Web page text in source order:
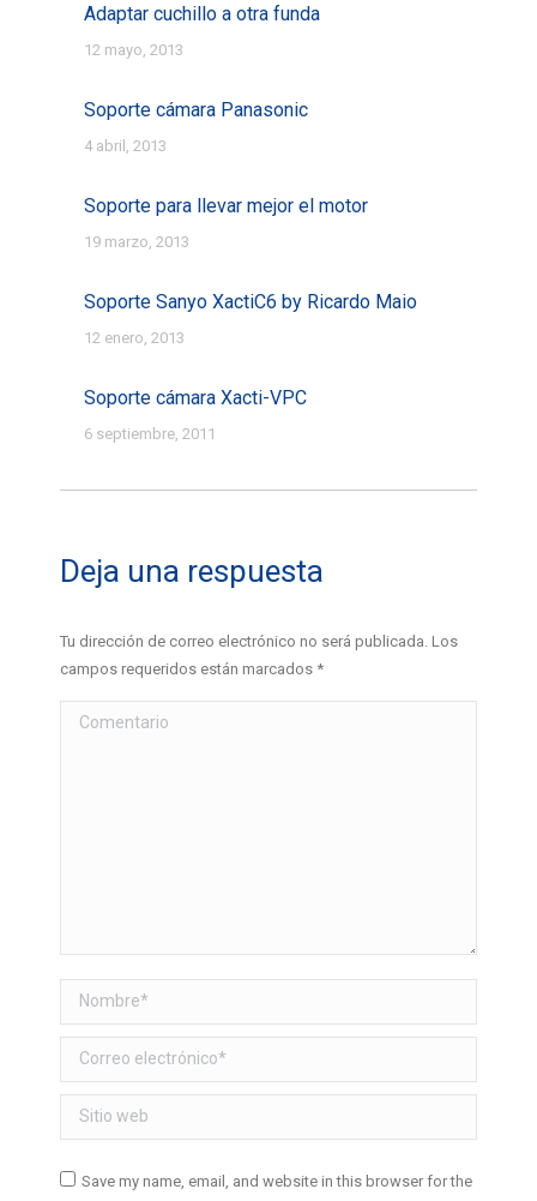
Adaptar cuchillo a otra funda
12 mayo, 2013
Soporte cámara Panasonic
4 abril, 2013
Soporte para llevar mejor el motor
19 marzo, 2013
Soporte Sanyo XactiC6 by Ricardo Maio
12 enero, 2013
Soporte cámara Xacti-VPC
6 septiembre, 2011
Deja una respuesta
Tu dirección de correo electrónico no será publicada. Los
campos requeridos están marcados *
Comentario
Nombre *
Correo electrónico *
Sitio web
Save my name, email, and website in this browser for the